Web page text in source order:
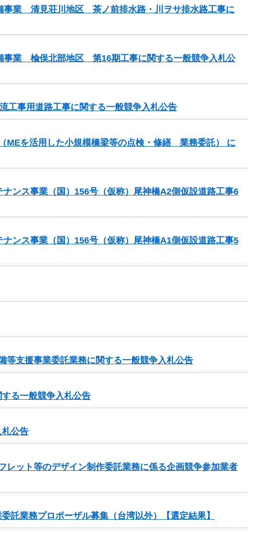
事業 清見荘川地区 茶ノ前排水路・川ヲサ排水路工事に
事業 楡俣北部地区 第16期工事に関する一般競争入札公
事用道路工事に関する一般競争入札公告
MEを活用した小規模橋梁等の点検・修繕 業務委託） に
ンス事業（国）156号（仮称）尾神橋A2側仮設道路工事6
ンス事業（国）156号（仮称）尾神橋A1側仮設道路工事5
等支援事業委託業務に関する一般競争入札公告
る一般競争入札公告
公告
ット等のデザイン制作委託業務に係る企画競争参加業者
託業務プロポーザル募集（台湾以外）【選定結果】